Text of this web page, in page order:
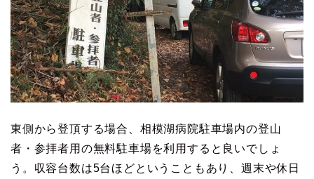
東側から登頂する場合、相模湖病院駐車場内の登山
者・参拝者用の無料駐車場を利用すると良いでしょ
う。収容台数は5台ほどということもあり、週末や休日